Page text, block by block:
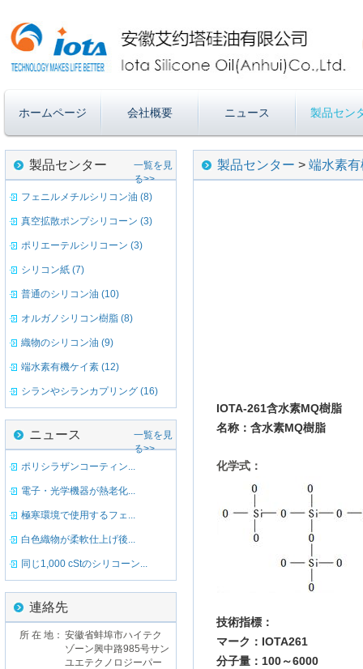
ホームページ 会社概要 ニュース 製品セン
製品センター
一覧を見
る>>
フェニルメチルシリコン油 (8)
真空拡散ポンプシリコーン (3)
ポリエーテルシリコーン (3)
シリコン紙 (7)
普通のシリコン油 (10)
オルガノシリコン樹脂 (8)
織物のシリコン油 (9)
端水素有機ケイ素 (12)
シランやシランカプリング (16)
ニュース
一覧を見
る>>
ポリシラザンコーティン...
電子・光学機器が熱老化...
極寒環境で使用するフェ...
白色織物が柔軟仕上げ後...
同じ1,000 cStのシリコーン...
連絡先
所 在 地： 安徽省蚌埠市ハイテク
ゾーン興中路985号サン
ユエテクノロジーパー
製品センター >端水素
IOTA-261含水素MQ樹脂
名称：含水素MQ樹脂
化学式：
技術指標 ：
マーク ： IOTA261
分子量： 100～6000